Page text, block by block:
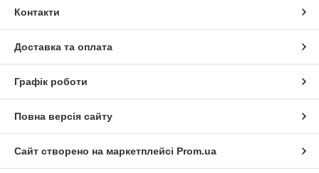
Контакти
Доставка та оплата
Графік роботи
Повна версія сайту
Сайт створено на маркетплейсі Prom.ua